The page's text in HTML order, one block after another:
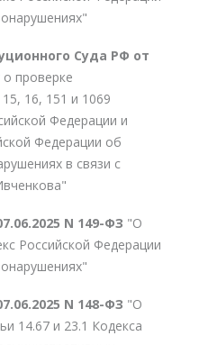
Суда РФ от
проверке
16, 151 и 1069
Федерации и
Федерации об
в связи с
N 149-ФЗ "О
Российской Федерации
N 148-ФЗ "О
14.67 и 23.1 Кодекса